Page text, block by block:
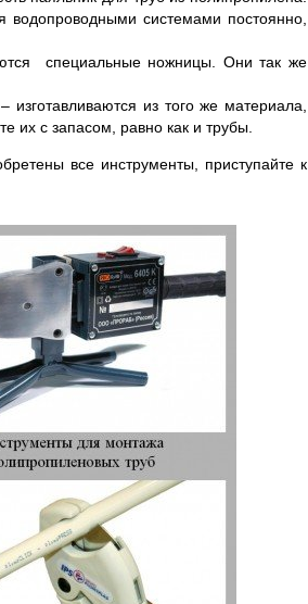
системами постоянно,
специальные ножницы. Они так же
из того же материала,
их с запасом, равно как и трубы.
все инструменты, приступайте к